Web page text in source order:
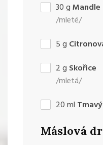
30gMandle
/mleté/
5g
2g Skořice
/mletá/
20ml
Máslová